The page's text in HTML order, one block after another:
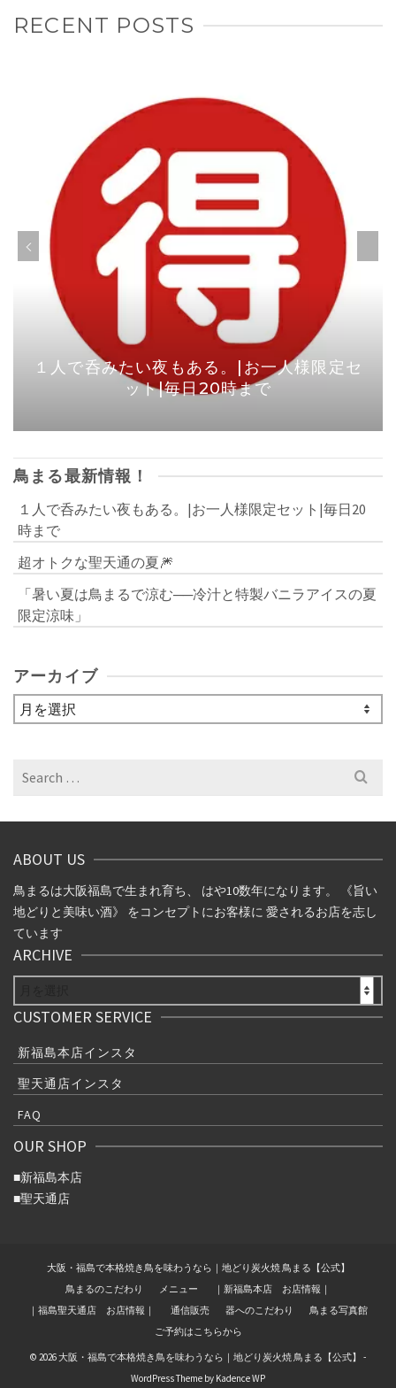
RECENT POSTS
１人で呑みたい夜もある。|お一人様限定セ
ット|毎日20時まで
鳥まる最新情報！
１人で呑みたい夜もある。|お一人様限定セット|毎日20
時まで
超オトクな聖天通の夏🎆
「暑い夏は鳥まるで涼む──冷汁と特製バニラアイスの夏
限定涼味」
アーカイブ
ア
ー
Search
ABOUT US
鳥まるは大阪福島で生まれ育ち、 はや10数年になります。 《旨い
地どりと美味い酒》 をコンセプトにお客様に 愛されるお店を志し
ています
ARCHIVE
CUSTOMER SERVICE
新福島本店インスタ
聖天通店インスタ
FAQ
OUR SHOP
■新福島本店
■聖天通店
大阪・福島で本格焼き鳥を味わうなら｜地どり炭火焼 鳥まる【公式】
鳥まるのこだわり
メニュー
｜新福島本店 お店情報｜
｜福島聖天通店 お店情報｜
通信販売 器へのこだわり
鳥まる写真館
ご予約はこちらから
© 2026 大阪・福島で本格焼き鳥を味わうなら｜地どり炭火焼 鳥まる【公式】 -
WordPress Theme by Kadence WP